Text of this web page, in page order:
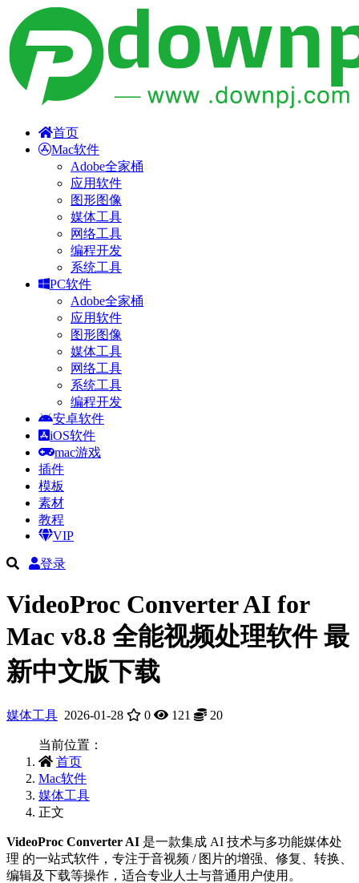
首页
Mac软件
Adobe全家桶
应用软件
图形图像
媒体工具
网络工具
编程开发
系统工具
PC软件
Adobe全家桶
应用软件
图形图像
媒体工具
网络工具
系统工具
编程开发
安卓软件
iOS软件
mac游戏
插件
模板
素材
教程
VIP
登录
VideoProc Converter AI for
Mac v8.8 全能视频处理软件 最
新中文版下载
媒体工具 2026-01-28 0 121 20
当前位置：
首页
Mac软件
媒体工具
正文
VideoProc Converter AI 是一款集成 AI 技术与多功能媒体处
理 的一站式软件，专注于音视频 / 图片的增强、修复、转换、
编辑及下载等操作，适合专业人士与普通用户使用。